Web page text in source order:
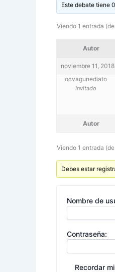
Este debate tiene
Viendo 1 entrada
Autor
noviembre 11,
ocvagunediato
Invitado
Autor
Viendo 1 entrada
Debes estar
Nombre de
Contraseña:
Recordar mi